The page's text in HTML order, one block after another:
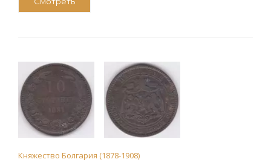
Княжество Болгария (1878-1908)